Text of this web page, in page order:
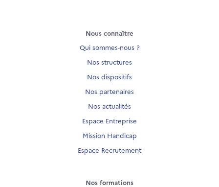
Nous connaître
Qui sommes-nous ?
Nos structures
Nos dispositifs
Nos partenaires
Nos actualités
Espace Entreprise
Mission Handicap
Espace Recrutement
Nos formations